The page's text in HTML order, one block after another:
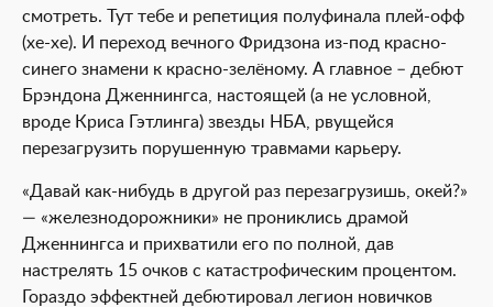
смотреть. Тут тебе и репетиция полуфинала плей-офф
(хе-хе). И переход вечного Фридзона из-под красно-
синего знамени к красно-зелёному. А главное – дебют
Брэндона Дженнингса, настоящей (а не условной,
вроде Криса Гэтлинга) звезды НБА, рвущейся
перезагрузить порушенную травмами карьеру.
«Давай как-нибудь в другой раз перезагрузишь, окей?»
— «железнодорожники» не прониклись драмой
Дженнингса и прихватили его по полной, дав
настрелять 15 очков с катастрофическим процентом.
Гораздо эффектней дебютировал легион новичков